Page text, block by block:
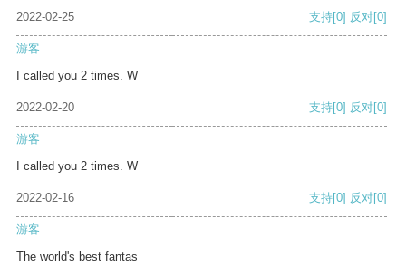
2022-02-25 支持[0] 反对[0]
游客
I called you 2 times. W
2022-02-20 支持[0] 反对[0]
游客
I called you 2 times. W
2022-02-16 支持[0] 反对[0]
游客
The world's best fantas